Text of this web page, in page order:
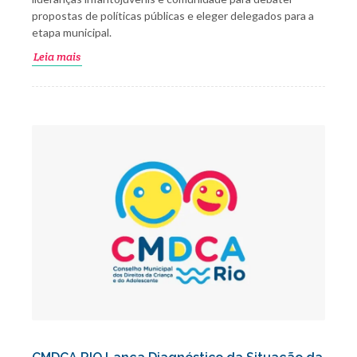
propostas de políticas públicas e eleger delegados para a
etapa municipal.
Leia mais